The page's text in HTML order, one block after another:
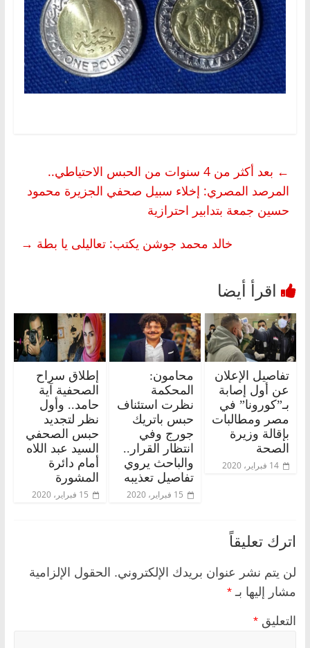
←
بعد أكثر من 4 سنوات من الحبس الاحتياطي..
المرصد المصري: إخلاء سبيل صحفي الجزيرة محمود
حسين جمعة بتدابير احترازية
خالد محمد جوشن يكتب: تعاليلى يا بطة →
تفاصيل الإعلان
عن أول إصابة
بـ”كورونا” في
مصر ومطالبات
بإقالة وزيرة
الصحة
14 فبراير، 2020
محامون:
المحكمة
نظرت استئناف
حبس باتريك
جورج وفي
انتظار القرار..
والباحث يروي
تفاصيل تعذيبه
15 فبراير، 2020
إطلاق سراح
الصحفية آية
حامد.. وأول
نظر لتجديد
حبس الصحفي
السيد عبد اللاه
أمام دائرة
المشورة
15 فبراير، 2020
اترك تعليقاً
لن يتم نشر عنوان بريدك الإلكتروني. الحقول الإلزامية
مشار إليها بـ *
التعليق *